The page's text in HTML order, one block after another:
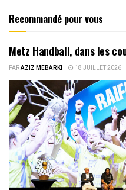
Recommandé pour vous
Metz Handball, dans les
PARAZIZ MEBARKI 18 JUILLET 2026